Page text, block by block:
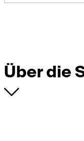
Über die